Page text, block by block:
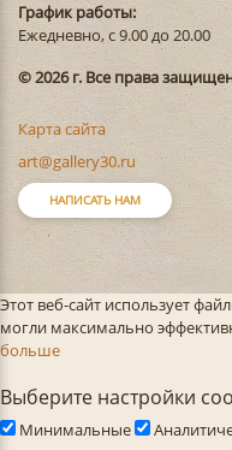
График работы:
Ежедневно, с 9.00 до 20.00
© 2026 г. Все права
Карта сайта
art@gallery30.ru
НАПИСАТЬ НАМ
Этот веб-сайт использует
могли максимально
больше
Выберите настройки
Минимальные